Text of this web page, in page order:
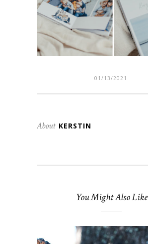
01/13/2021
About KERSTIN
You Might Also Like